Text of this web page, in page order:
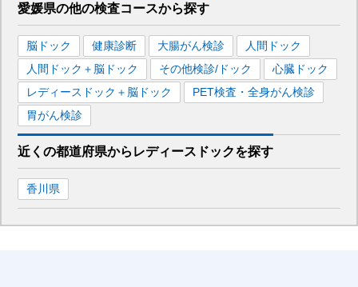
■伊予鉄道環状線/２系統
古町駅 萱町六丁目駅
愛媛県の他の検査コースから探す
脳ドック 健康診断 大腸がん検診
人間ドック
人間ドック＋脳ドック
その他検診/ドック
心臓ドック
レディースドック＋脳ドック
PET検査・全身がん検診
胃がん検診
近くの都道府県から レディースドックを探す
香川県